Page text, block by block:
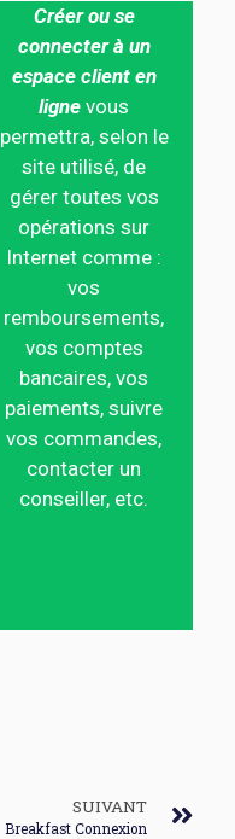
Créer ou se
connecter à un
espace client en
ligne vous
permettra, selon le
site utilisé, de
gérer toutes vos
opérations sur
Internet comme :
vos
remboursements,
vos comptes
bancaires, vos
paiements, suivre
vos commandes,
contacter un
conseiller, etc.
SUIVANT
Breakfast Connexion